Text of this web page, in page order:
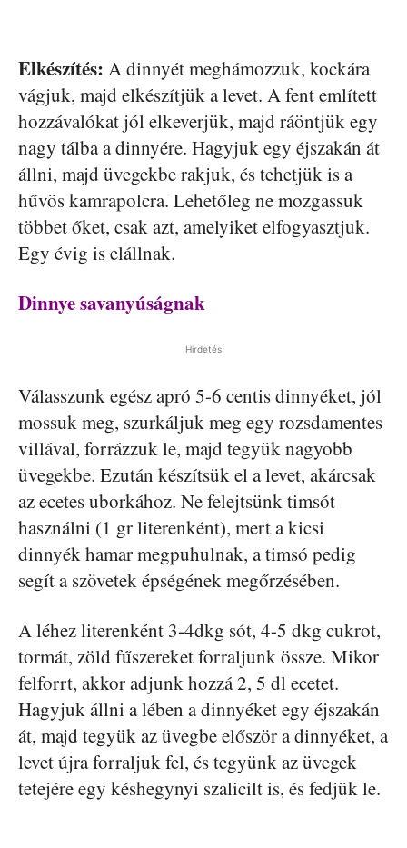
Elkészítés: A dinnyét meghámozzuk, kockára
vágjuk, majd elkészítjük a levet. A fent említett
hozzávalókat jól elkeverjük, majd ráöntjük egy
nagy tálba a dinnyére. Hagyjuk egy éjszakán át
állni, majd üvegekbe rakjuk, és tehetjük is a
hűvös kamrapolcra. Lehetőleg ne mozgassuk
többet őket, csak azt, amelyiket elfogyasztjuk.
Egy évig is elállnak.
Dinnye savanyúságnak
Hirdetés
Válasszunk egész apró 5-6 centis dinnyéket, jól
mossuk meg, szurkáljuk meg egy rozsdamentes
villával, forrázzuk le, majd tegyük nagyobb
üvegekbe. Ezután készítsük el a levet, akárcsak
az ecetes uborkához. Ne felejtsünk timsót
használni (1 gr literenként), mert a kicsi
dinnyék hamar megpuhulnak, a timsó pedig
segít a szövetek épségének megőrzésében.
A léhez literenként 3-4dkg sót, 4-5 dkg cukrot,
tormát, zöld fűszereket forraljunk össze. Mikor
felforrt, akkor adjunk hozzá 2, 5 dl ecetet.
Hagyjuk állni a lében a dinnyéket egy éjszakán
át, majd tegyük az üvegbe először a dinnyéket, a
levet újra forraljuk fel, és tegyünk az üvegek
tetejére egy késhegynyi szalicilt is, és fedjük le.